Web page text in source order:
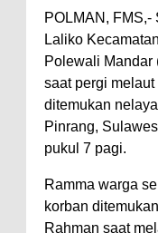
POLMAN,
Laliko
Polewali Mandar
saat pergi
ditemukan
Pinrang,
pukul 7 pagi.
Ramma warga
korban
Rahman saat